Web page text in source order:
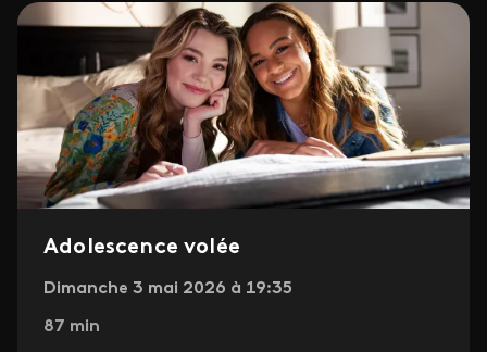
Adolescence volée
Dimanche 3 mai 2026 à 19:35
87 min